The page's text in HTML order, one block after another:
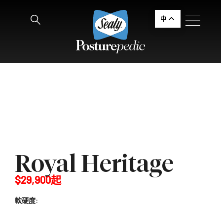
中
Royal Heritage
$29,900起
軟硬度: